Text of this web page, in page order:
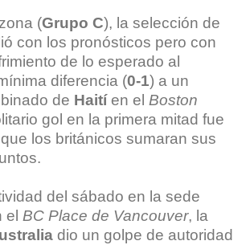
(Grupo C), la selección de
con los pronósticos pero con
de lo esperado al
diferencia (0-1) a un
de Haitíen el Boston
gol en la primera mitad fue
los británicos sumaran sus
del sábado en la sede
BC Place de Vancouver, la
dio un golpe de autoridad